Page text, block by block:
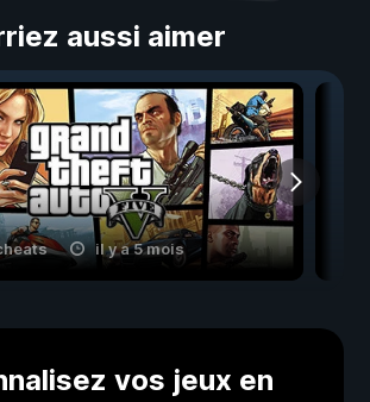
aussi aimer
il y a 5 mois
vos jeux en